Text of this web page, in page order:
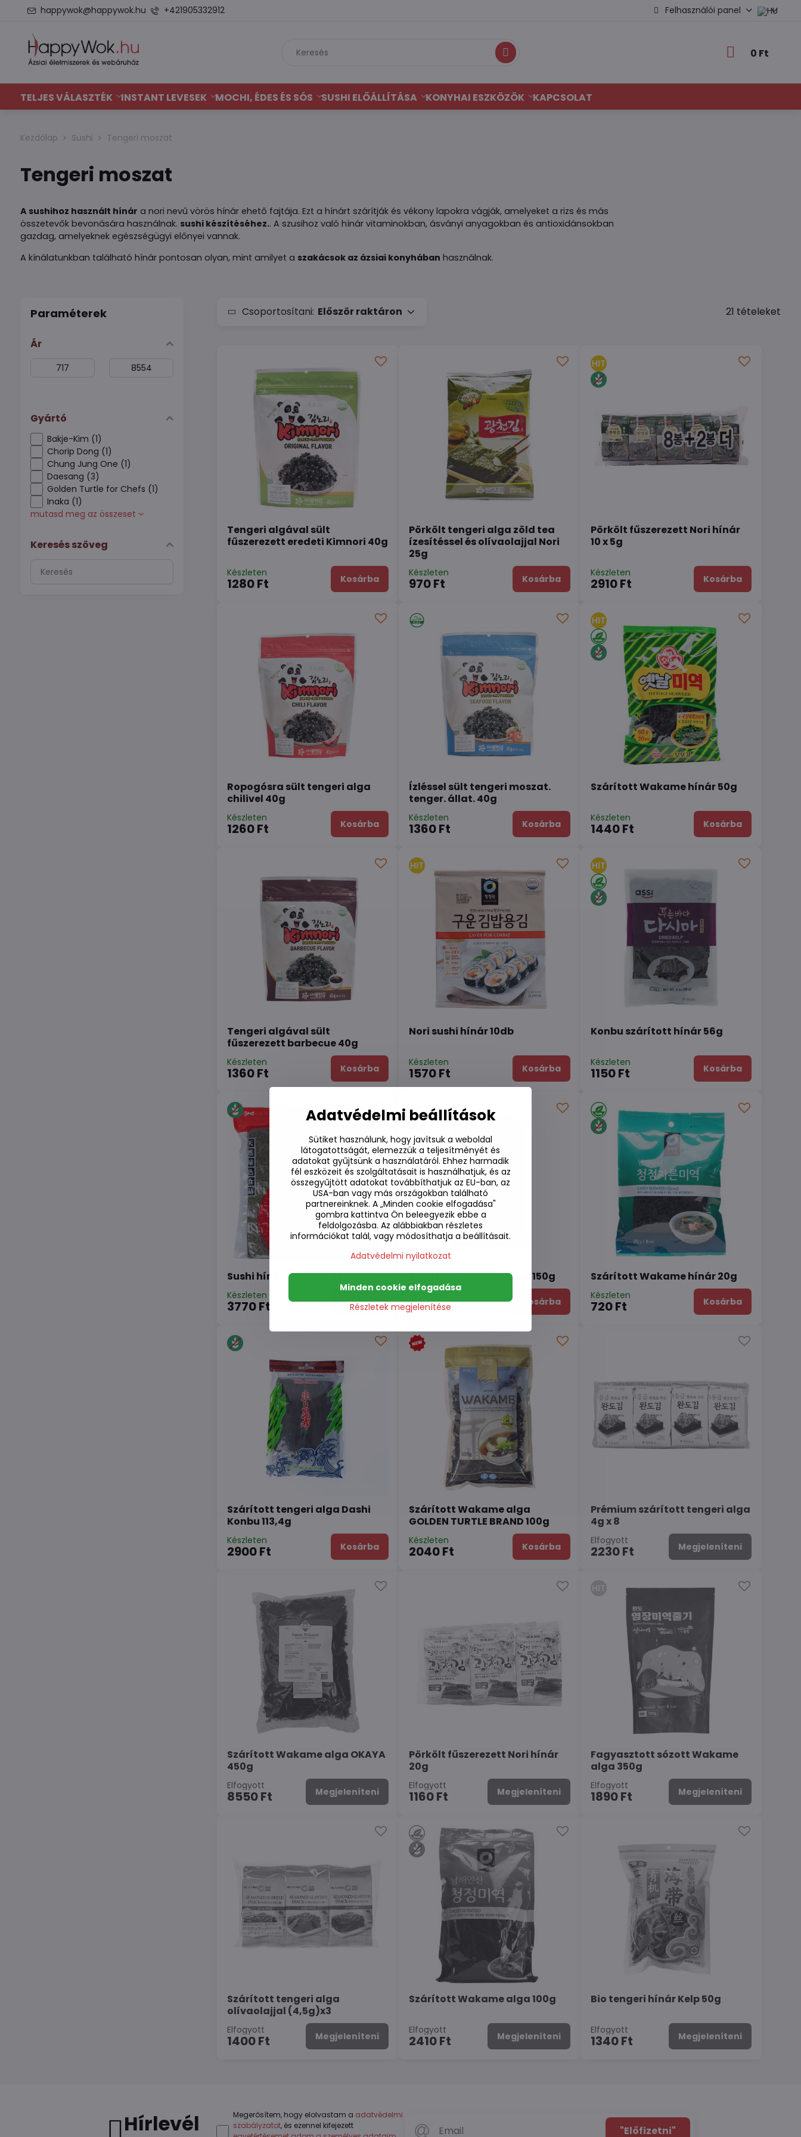
happywok@happywok.hu +421905332912 Felhasználói panel
Keresés 0 Ft
TELJES VÁLASZTÉK INSTANT LEVESEK MOCHI, ÉDES ÉS SÓS SUSHI ELŐÁLLÍTÁSA KONYHAI ESZKÖZÖK KAPCSOLAT
Kezdőlap Sushi Tengeri moszat
Tengeri moszat
A sushihoz használt hínár a nori nevű vörös hínár ehető fajtája. Ezt a hínárt szárítják és vékony lapokra vágják, amelyeket a rizs és más
összetevők bevonására használnak. sushi készítéséhez.. A szusihoz való hínár vitaminokban, ásványi anyagokban és antioxidánsokban
gazdag, amelyeknek egészségügyi előnyei vannak.
A kínálatunkban található hínár pontosan olyan, mint amilyet a szakácsok az ázsiai konyhában használnak.
Csoportosítani: Először raktáron 21 tételeket
Tengeri algával sült
fűszerezett eredeti Kimnori 40g
Készleten
1280 Ft Kosárba
Pörkölt tengeri alga zöld tea
ízesítéssel és olívaolajjal Nori
25g
Készleten
970 Ft Kosárba
Pörkölt fűszerezett Nori hínár
10 x 5g
Készleten
2910 Ft Kosárba
Ropogósra sült tengeri alga
chilivel 40g
Készleten
1260 Ft Kosárba
Ízléssel sült tengeri moszat.
tenger. állat. 40g
Készleten
1360 Ft Kosárba
Szárított Wakame hínár 50g
Készleten
1440 Ft Kosárba
Tengeri algával sült
fűszerezett barbecue 40g
Készleten
1360 Ft Kosárba
Nori sushi hínár 10db
Készleten
1570 Ft Kosárba
Konbu szárított hínár 56g
Készleten
1150 Ft Kosárba
Sushi hínár Yakinori Red 50db
Készleten
3770 Ft Kosárba
Szárított Wakame alga 150g
Készleten
4240 Ft Kosárba
Szárított Wakame hínár 20g
Készleten
720 Ft Kosárba
Szárított tengeri alga Dashi
Konbu 113,4g
Készleten
2900 Ft Kosárba
Szárított Wakame alga
GOLDEN TURTLE BRAND 100g
Készleten
2040 Ft Kosárba
Prémium szárított tengeri alga
4g x 8
Elfogyott
2230 Ft Megjeleníteni
Szárított Wakame alga OKAYA
450g
Elfogyott
8550 Ft Megjeleníteni
Pörkölt fűszerezett Nori hínár
20g
Elfogyott
1160 Ft Megjeleníteni
Fagyasztott sózott Wakame
alga 350g
Elfogyott
1890 Ft Megjeleníteni
Szárított tengeri alga
olívaolajjal (4,5g)x3
Elfogyott
1400 Ft Megjeleníteni
Szárított Wakame alga 100g
Elfogyott
2410 Ft Megjeleníteni
Bio tengeri hínár Kelp 50g
Elfogyott
1340 Ft Megjeleníteni
Paraméterek
Ár
Gyártó
Bakje-Kim (1)
Chorip Dong (1)
Chung Jung One (1)
Daesang (3)
Golden Turtle for Chefs (1)
Inaka (1)
mutasd meg az összeset
Keresés szöveg
Keresés
Hírlevél "Előfizetni"
Megerősítem, hogy elolvastam a adatvédelmi
szabályzatot, és ezennel kifejezett
Adatvédelmi beállítások
Sütiket használunk, hogy javítsuk a weboldal
látogatottságát, elemezzük a teljesítményét és
adatokat gyűjtsünk a használatáról. Ehhez harmadik
fél eszközeit és szolgáltatásait is használhatjuk, és az
összegyűjtött adatokat továbbíthatjuk az EU-ban, az
USA-ban vagy más országokban található
partnereinknek. A „Minden cookie elfogadása"
gombra kattintva Ön beleegyezik ebbe a
feldolgozásba. Az alábbiakban részletes
információkat talál, vagy módosíthatja a beállításait.
Adatvédelmi nyilatkozat
Részletek megjelenítése
Minden cookie elfogadása